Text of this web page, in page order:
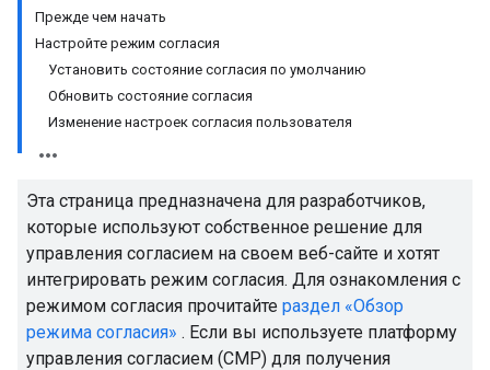
Прежде чем начать
Настройте режим согласия
Установить состояние согласия по умолчанию
Обновить состояние согласия
Изменение настроек согласия пользователя
Эта страница предназначена для разработчиков,
которые используют собственное решение для
управления согласием на своем веб-сайте и хотят
интегрировать режим согласия. Для ознакомления с
режимом согласия прочитайте раздел «Обзор
режима согласия» . Если вы используете платформу
управления согласием (CMP) для получения